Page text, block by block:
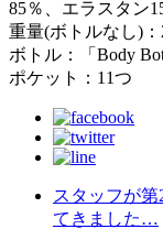
85％、エラスタン
重量(ボトルなし)：
ボトル：「Body
ポケット：11つ
スタッフが
てきました…